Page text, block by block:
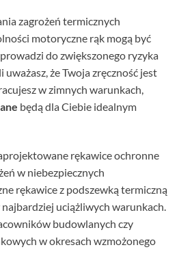
zagrożeń termicznych
motoryczne rąk mogą być
do zwiększonego ryzyka
że Twoja zręczność jest
w zimnych warunkach,
będą dla Ciebie idealnym
rękawice ochronne
w niebezpiecznych
rękawice z podszewką termiczną
uciążliwych warunkach.
budowlanych czy
w okresach wzmożonego